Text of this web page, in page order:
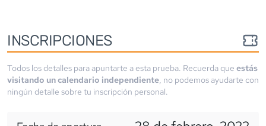
INSCRIPCIONES
Todos los detalles para apuntarte a esta prueba. Recuerda que estás
visitando un calendario independiente, no podemos ayudarte con
ningún detalle sobre tu inscripción personal.